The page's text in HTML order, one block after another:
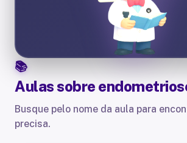
Aulas sobre
Busque pelo nome da aula para
precisa.